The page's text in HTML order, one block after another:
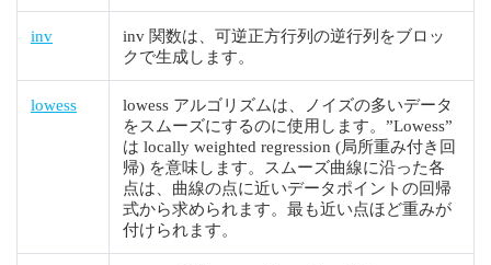
inv
inv 関数は、可逆正方行列の逆行列をブロッ
クで生成します。
lowess
lowess アルゴリズムは、ノイズの多いデータ
をスムーズにするのに使用します。”Lowess”
は locally weighted regression (局所重み付き回
帰) を意味します。スムーズ曲線に沿った各
点は、曲線の点に近いデータポイントの回帰
式から求められます。最も近い点ほど重みが
付けられます。